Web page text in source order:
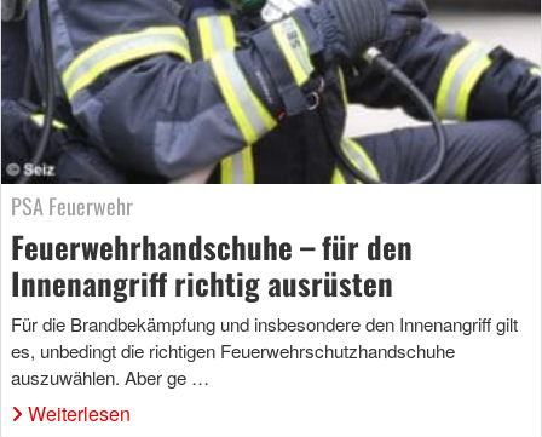
PSA Feuerwehr
Feuerwehrhandschuhe – für den
Innenangriff richtig ausrüsten
Für die Brandbekämpfung und insbesondere den Innenangriff gilt
es, unbedingt die richtigen Feuerwehrschutzhandschuhe
auszuwählen. Aber ge …
Weiterlesen